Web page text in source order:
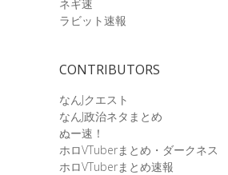
ネギ速
ラビット速報
CONTRIBUTORS
なんJクエスト
なんJ政治ネタまとめ
ぬー速！
ホロVTuberまとめ・ダークネス
ホロVTuberまとめ速報